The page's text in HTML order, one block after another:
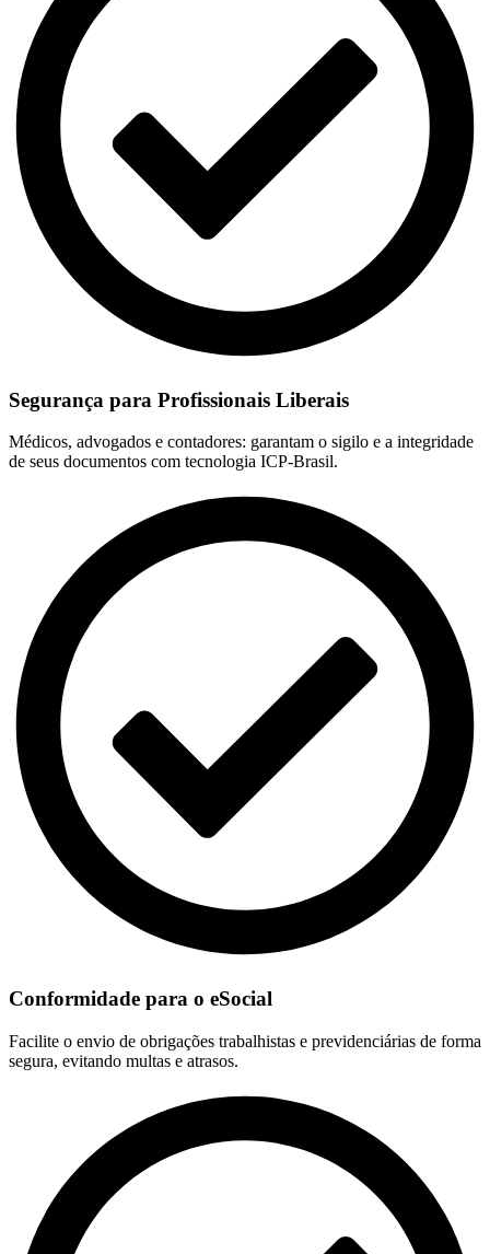
Segurança para Profissionais Liberais
Médicos, advogados e contadores: garantam o sigilo e a integridade
de seus documentos com tecnologia ICP-Brasil.
Conformidade para o eSocial
Facilite o envio de obrigações trabalhistas e previdenciárias de forma
segura, evitando multas e atrasos.